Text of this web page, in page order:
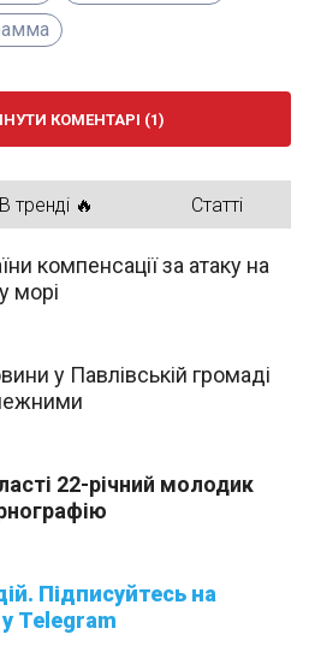
КОМЕНТАРІ (1)
В тренді 🔥 Статті
Telegram
компенсації за атаку на
морі
у Павлівській громаді